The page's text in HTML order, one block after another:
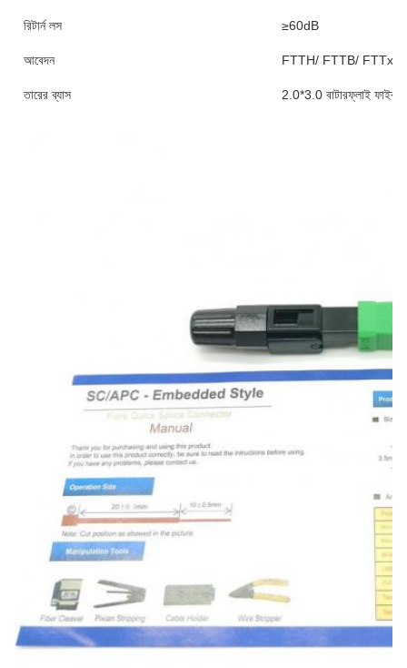
রিটার্ন লস ≥60dB
আবেদন FTTH/ FTTB/ FTTx/
তারের ব্যাস 2.0*3.0 বাটারফ্লাই